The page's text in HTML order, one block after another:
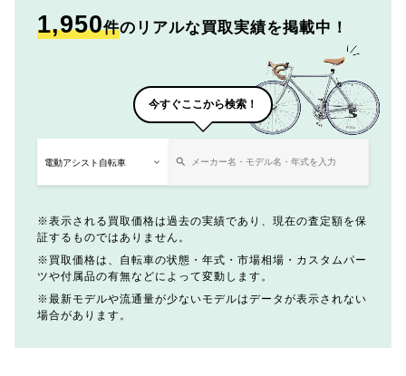
1,950件のリアルな買取実績を掲載中！
今すぐここから検索！
表示される買取価格は過去の実績であり、現在の査定額を保
証するものではありません。
買取価格は、自転車の状態・年式・市場相場・カスタムパー
ツや付属品の有無などによって変動します。
最新モデルや流通量が少ないモデルはデータが表示されない
場合があります。